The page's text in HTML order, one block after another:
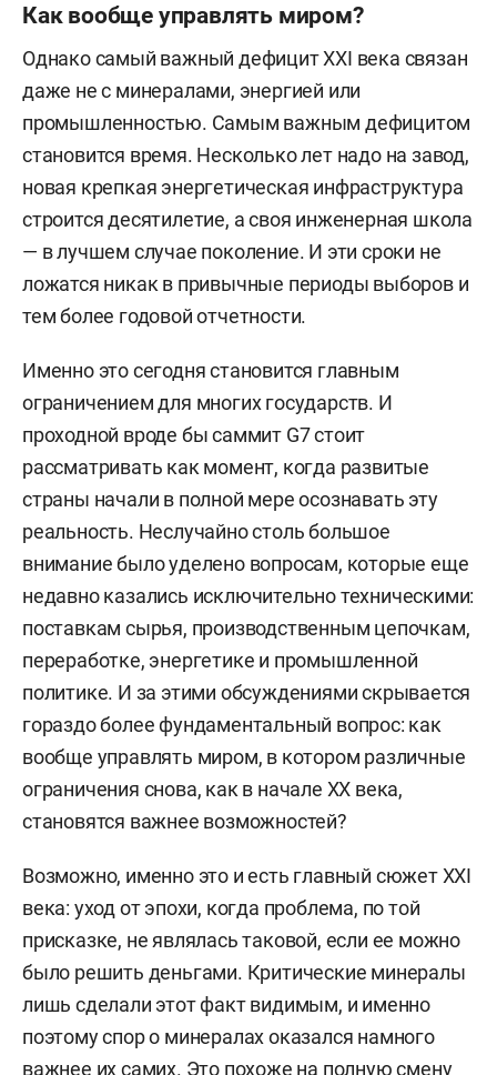
Как вообще управлять миром?
Однако самый важный дефицит XXI века связан
даже не с минералами, энергией или
промышленностью. Самым важным дефицитом
становится время. Несколько лет надо на завод,
новая крепкая энергетическая инфраструктура
строится десятилетие, а своя инженерная школа
— в лучшем случае поколение. И эти сроки не
ложатся никак в привычные периоды выборов и
тем более годовой отчетности.
Именно это сегодня становится главным
ограничением для многих государств. И
проходной вроде бы саммит G7 стоит
рассматривать как момент, когда развитые
страны начали в полной мере осознавать эту
реальность. Неслучайно столь большое
внимание было уделено вопросам, которые еще
недавно казались исключительно техническими:
поставкам сырья, производственным цепочкам,
переработке, энергетике и промышленной
политике. И за этими обсуждениями скрывается
гораздо более фундаментальный вопрос: как
вообще управлять миром, в котором различные
ограничения снова, как в начале XX века,
становятся важнее возможностей?
Возможно, именно это и есть главный сюжет XXI
века: уход от эпохи, когда проблема, по той
присказке, не являлась таковой, если ее можно
было решить деньгами. Критические минералы
лишь сделали этот факт видимым, и именно
поэтому спор о минералах оказался намного
важнее их самих. Это похоже на полную смену